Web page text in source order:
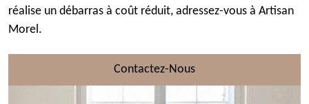
réalise un débarras à coût réduit, adressez-vous à Artisan
Morel.
Contactez-Nous